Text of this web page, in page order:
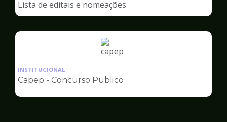
Capep
Lista de editais e nomeações
Ilustração
pagina
Capep
INSTITUCIONAL
Capep - Concurso Publico